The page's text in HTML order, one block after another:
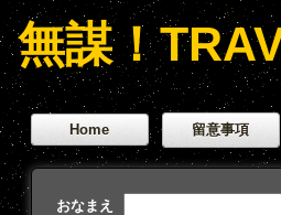
無謀！
Home 留意事項
おなまえ